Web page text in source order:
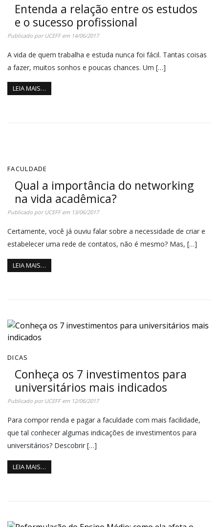
Entenda a relação entre os estudos
e o sucesso profissional
Publicado porUCEFFem 14/06/2017
A vida de quem trabalha e estuda nunca foi fácil. Tantas coisas
a fazer, muitos sonhos e poucas chances. Um […]
LEIA MAIS…
FACULDADE
Qual a importância do networking
na vida acadêmica?
Publicado porUCEFFem 13/06/2017
Certamente, você já ouviu falar sobre a necessidade de criar e
estabelecer uma rede de contatos, não é mesmo? Mas, […]
LEIA MAIS…
DICAS
Conheça os 7 investimentos para
universitários mais indicados
Publicado porUCEFFem 12/06/2017
Para compor renda e pagar a faculdade com mais facilidade,
que tal conhecer algumas indicações de investimentos para
universitários? Descobrir […]
LEIA MAIS…